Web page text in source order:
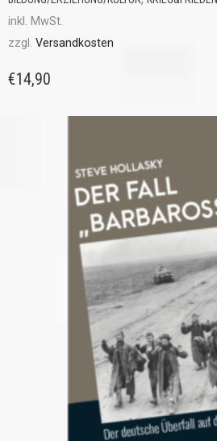
inkl. MwSt.
zzgl. Versandkosten
€14,90